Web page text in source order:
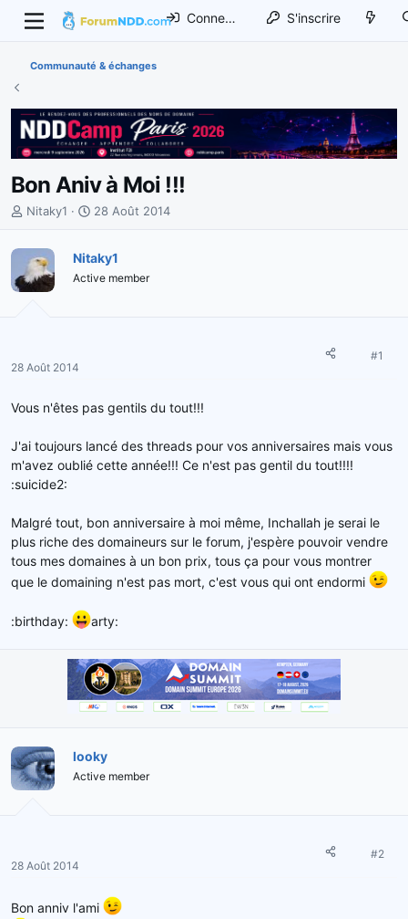
Connexion S'inscrire
Communauté & échanges
Bon Aniv à Moi !!!
I
i
t
i
r
e
a
d
i
c
u
s
n
Nitaky1
D
e
d
28 Août 2014
Nitaky1
Active member
28 Août 2014
#1
Vous n'êtes pas gentils du tout!!!
J'ai toujours lancé des threads pour vos anniversaires mais vous
m'avez oublié cette année!!! Ce n'est pas gentil du tout!!!!
:suicide2:
Malgré tout, bon anniversaire à moi même, Inchallah je serai le
plus riche des domaineurs sur le forum, j'espère pouvoir vendre
tous mes domaines à un bon prix, tous ça pour vous montrer
que le domaining n'est pas mort, c'est vous qui ont endormi
:birthday: arty:
looky
Active member
28 Août 2014
#2
Bon anniv l'ami